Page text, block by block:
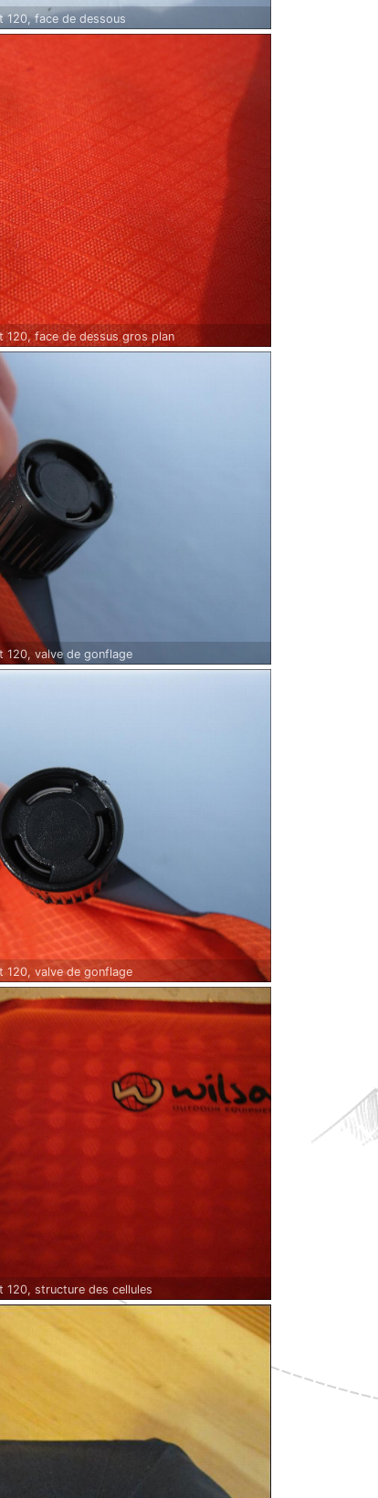
120, face de dessous
120, face de dessus gros plan
120, valve de gonflage
120, valve de gonflage
120, structure des cellules